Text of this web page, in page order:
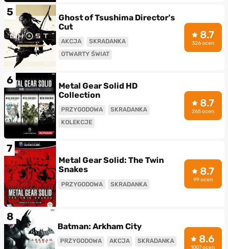
5
Ghost of Tsushima Director's
Cut
AKCJA
SKRADANKA
OTWARTY ŚWIAT
8.7
326 ocen
6
Metal Gear Solid HD
Collection
PRZYGODOWA
SKRADANKA
KOLEKCJE
8.7
265 ocen
7
Metal Gear Solid: The Twin
Snakes
PRZYGODOWA SKRADANKA
8.7
99 ocen
8
Batman: Arkham City
PRZYGODOWA AKCJA SKRADANKA 8.6
1007 ocen